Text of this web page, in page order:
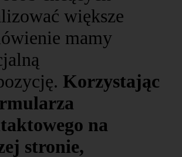
większe
mamy
Korzystając
na
stronie,